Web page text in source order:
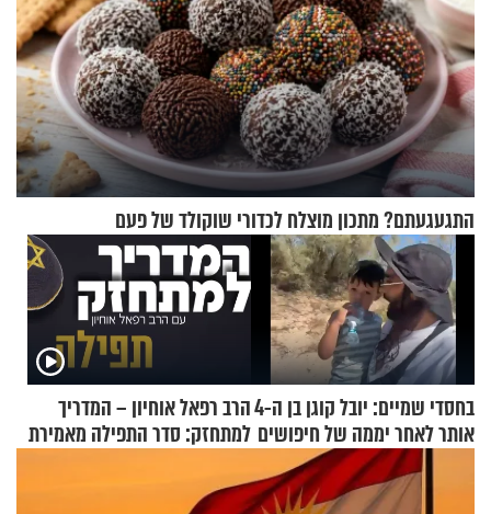
התגעגעתם? מתכון מוצלח לכדורי שוקולד של פעם
בחסדי שמיים: יובל קוגן בן ה-4
אותר לאחר יממה של חיפושים
הרב רפאל אוחיון – המדריך
למתחזק: סדר התפילה מאמירת